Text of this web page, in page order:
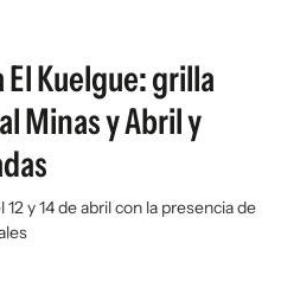
El Kuelgue: grilla
Minas y Abril y
y 14 de abril con la presencia de